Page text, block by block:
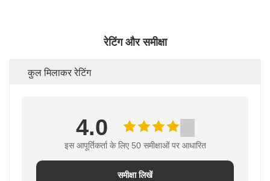
रेटिंग और समीक्षा
कुल मिलाकर रेटिंग
4.0
इस आपूर्तिकर्ता के लिए 50 समीक्षाओं पर आधारित
समीक्षा लिखें